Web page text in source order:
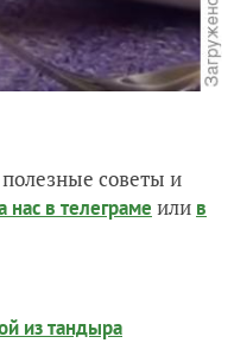
советы и
нас в телеграме или в
из тандыра